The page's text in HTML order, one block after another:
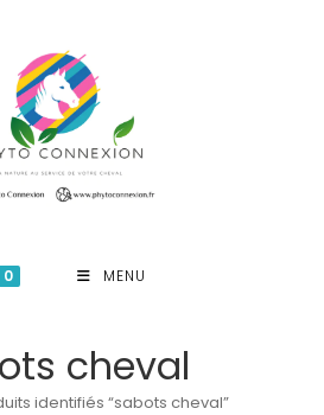
0 MENU
cheval
identifiés “sabots cheval”